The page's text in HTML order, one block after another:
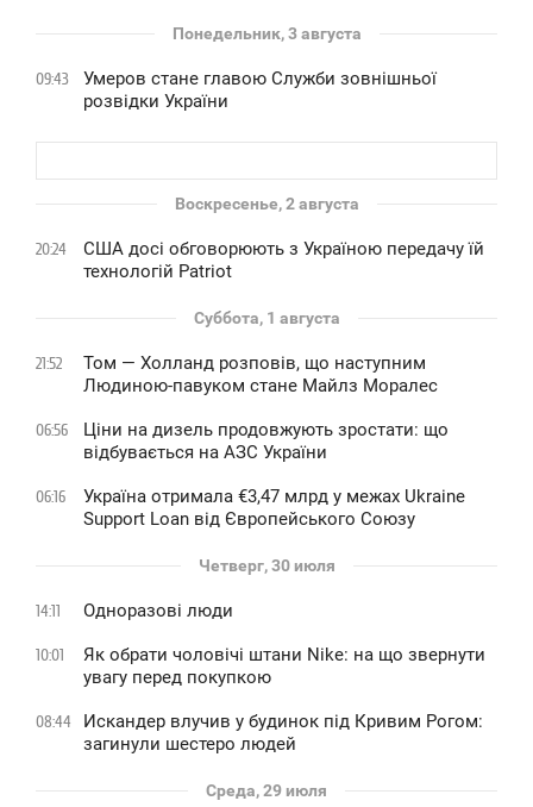
Понедельник, 3 августа
09:43
Умеров стане главою Служби зовнішньої
розвідки України
Воскресенье, 2 августа
20:24
США досі обговорюють з Україною передачу їй
технологій Patriot
Суббота, 1 августа
21:52
Том — Холланд розповів, що наступним
Людиною-павуком стане Майлз Моралес
06:56
Ціни на дизель продовжують зростати: що
відбувається на АЗС України
06:16
Україна отримала €3,47 млрд у межах Ukraine
Support Loan від Європейського Союзу
Четверг, 30 июля
14:11 Одноразові люди
10:01
Як обрати чоловічі штани Nike: на що звернути
увагу перед покупкою
08:44
Искандер влучив у будинок під Кривим Рогом:
загинули шестеро людей
Среда, 29 июля